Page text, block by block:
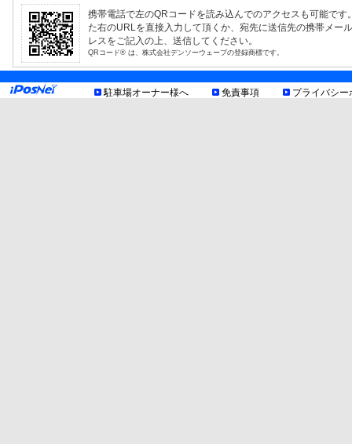
制限事項
高 2.00m まで
幅 1.90m まで
長 5.00m まで
お知らせ
携帯電話で左のQRコードを読み込んでのアクセスも可能です
た右のURLを直接入力して頂くか、宛先に送信先の携帯メー
レスをご記入の上、送信してください。
QRコード® は、株式会社デンソーウェーブの登録商標です。
駐車場オーナー様へ 免責事項 プライバシー